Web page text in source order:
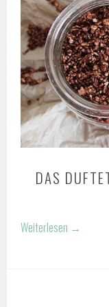
DAS
Weiterlesen →